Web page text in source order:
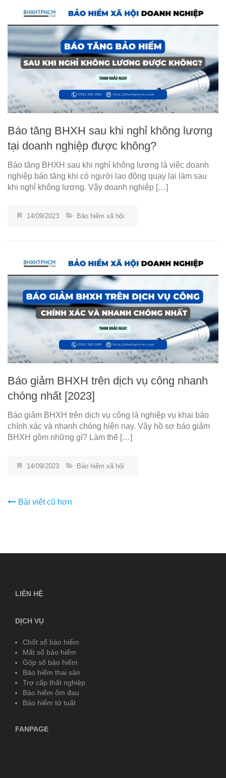
Báo tăng BHXH sau khi nghỉ không lương
tại doanh nghiệp được không?
Báo tăng BHXH sau khi nghỉ không lương là việc doanh
nghiệp báo tăng khi có người lao động quay lại làm sau
khi nghỉ không lương. Vậy doanh nghiệp […]
14/09/2023 Bảo hiểm xã hội
Báo giảm BHXH trên dịch vụ công nhanh
chóng nhất [2023]
Báo giảm BHXH trên dịch vụ công là nghiệp vụ khai báo
chính xác và nhanh chóng hiện nay. Vậy hồ sơ báo giảm
BHXH gồm những gì? Làm thế […]
14/09/2023 Bảo hiểm xã hội
Điều
viết
Bài viết cũ hơn
LIÊN HỆ
DỊCH VỤ
Chốt sổ bảo hiểm
Mất sổ bảo hiểm
Gộp sổ bảo hiểm
Bảo hiểm thai sản
Trợ cấp thất nghiệp
Bảo hiểm ốm đau
Bảo hiểm tử tuất
FANPAGE